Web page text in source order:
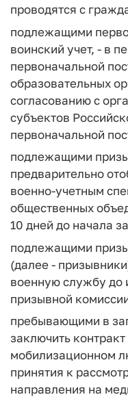
проводятся с
подлежащими
воинский учет, - в
первоначальной
образовательных
согласованию с
субъектов
первоначальной
подлежащими
предварительно
военно-учетным
общественных
10 дней до начала
подлежащими
(далее -
военную службу до
призывной
пребывающими в
заключить
мобилизационном
принятия к
направления на